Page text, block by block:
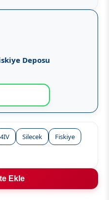
Deposu
4IV Silecek
Fiskiye
Ekle